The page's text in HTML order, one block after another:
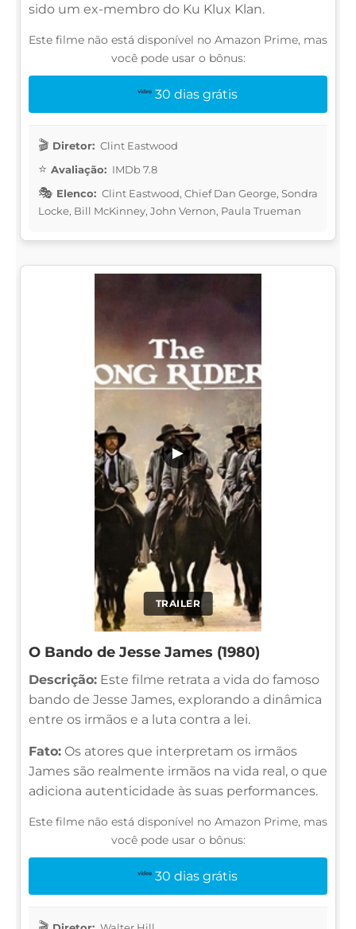
sido um ex-membro do Ku Klux Klan.
Este filme não está disponível no Amazon Prime, mas
você pode usar o bônus:
30 dias grátis
Diretor: Clint Eastwood
Avaliação: IMDb 7.8
Elenco: Clint Eastwood, Chief Dan George, Sondra
Locke, Bill McKinney, John Vernon, Paula Trueman
TRAILER
▶
O Bando de Jesse James (1980)
Descrição: Este filme retrata a vida do famoso
bando de Jesse James, explorando a dinâmica
entre os irmãos e a luta contra a lei.
Fato: Os atores que interpretam os irmãos
James são realmente irmãos na vida real, o que
adiciona autenticidade às suas performances.
Este filme não está disponível no Amazon Prime, mas
você pode usar o bônus:
30 dias grátis